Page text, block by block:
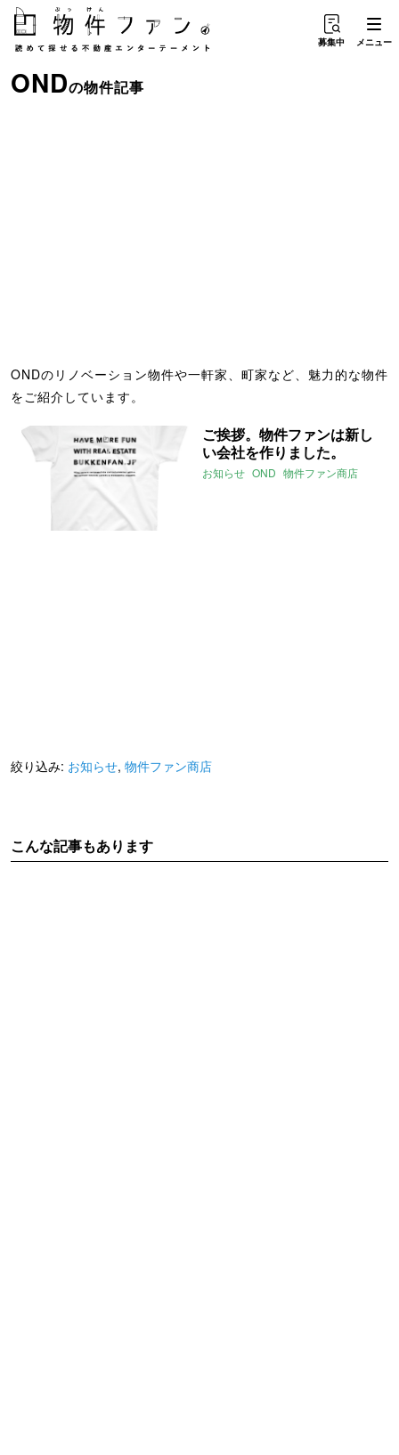
募集中 メニュー
ONDの物件記事
ONDのリノベーション物件や一軒家、町家など、魅力的な物件
をご紹介しています。
ご挨拶。物件ファンは新し
い会社を作りました。
お知らせ OND 物件ファン商店
絞り込み: お知らせ, 物件ファン商店
こんな記事もあります